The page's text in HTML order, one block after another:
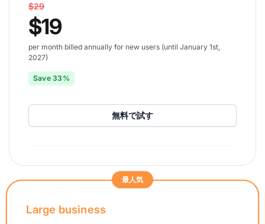
$29
$19
per month billed annually for new users (until January 1st,
2027)
Save 33%
無料で試す
最人気
Large business